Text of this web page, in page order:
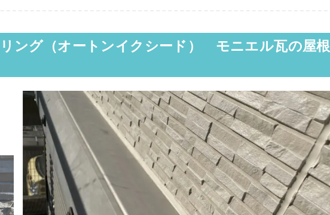
ング（オートンイクシード） モニエル瓦の屋根